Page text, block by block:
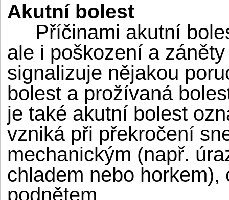
Akutní bolest
Příčinami akutní
ale i poškození a
signalizuje nějakou
bolest a prožívaná
je také akutní bolest
vzniká při překročení
mechanickým (např.
chladem nebo
podnětem.